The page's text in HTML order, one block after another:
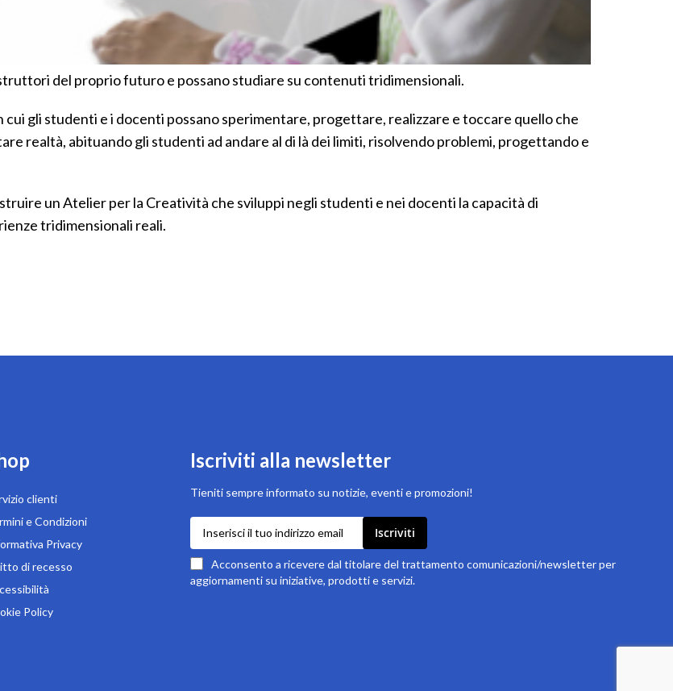
del proprio futuro e possano studiare su contenuti tridimensionali.
gli studenti e i docenti possano sperimentare, progettare, realizzare e toccare quello che
realtà, abituando gli studenti ad andare al di là dei limiti, risolvendo problemi, progettando e
un Atelier per la Creatività che sviluppi negli studenti e nei docenti la capacità di
tridimensionali reali.
clienti
e Condizioni
Privacy
di recesso
Policy
Iscriviti alla newsletter
Tieniti sempre informato su notizie, eventi e promozioni!
Iscriviti
alla
nostra
newsletter:
Iscriviti
Acconsento a ricevere dal titolare del trattamento comunicazioni/newsletter per
aggiornamenti su iniziative, prodotti e servizi.